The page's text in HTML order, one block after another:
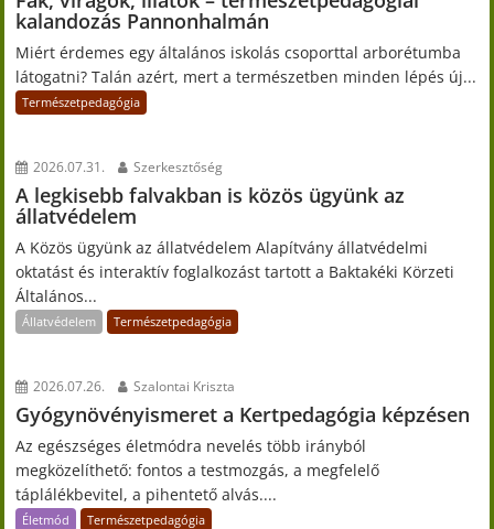
kalandozás Pannonhalmán
Miért érdemes egy általános iskolás csoporttal arborétumba
látogatni? Talán azért, mert a természetben minden lépés új...
Természetpedagógia
2026.07.31. Szerkesztőség
A legkisebb falvakban is közös ügyünk az
állatvédelem
A Közös ügyünk az állatvédelem Alapítvány állatvédelmi
oktatást és interaktív foglalkozást tartott a Baktakéki Körzeti
Általános...
Állatvédelem Természetpedagógia
2026.07.26. Szalontai Kriszta
Gyógynövényismeret a Kertpedagógia képzésen
Az egészséges életmódra nevelés több irányból
megközelíthető: fontos a testmozgás, a megfelelő
táplálékbevitel, a pihentető alvás....
Életmód Természetpedagógia